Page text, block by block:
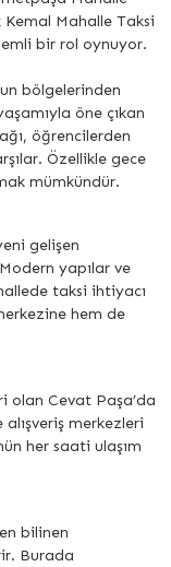
Mahalle Taksi
bir rol oynuyor.
bölgelerinden
öne çıkan
öğrencilerden
Özellikle gece
mümkündür.
gelişen
yapılar ve
taksi ihtiyacı
hem de
olan Cevat Paşa’da
merkezleri
her saati ulaşım
bilinen
Burada